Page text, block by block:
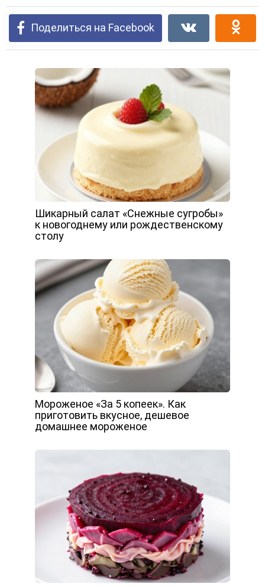
Поделиться на Facebook
Шикарный салат «Снежные сугробы»
к новогоднему или рождественскому
столу
Мороженое «За 5 копеек». Как
приготовить вкусное, дешевое
домашнее мороженое